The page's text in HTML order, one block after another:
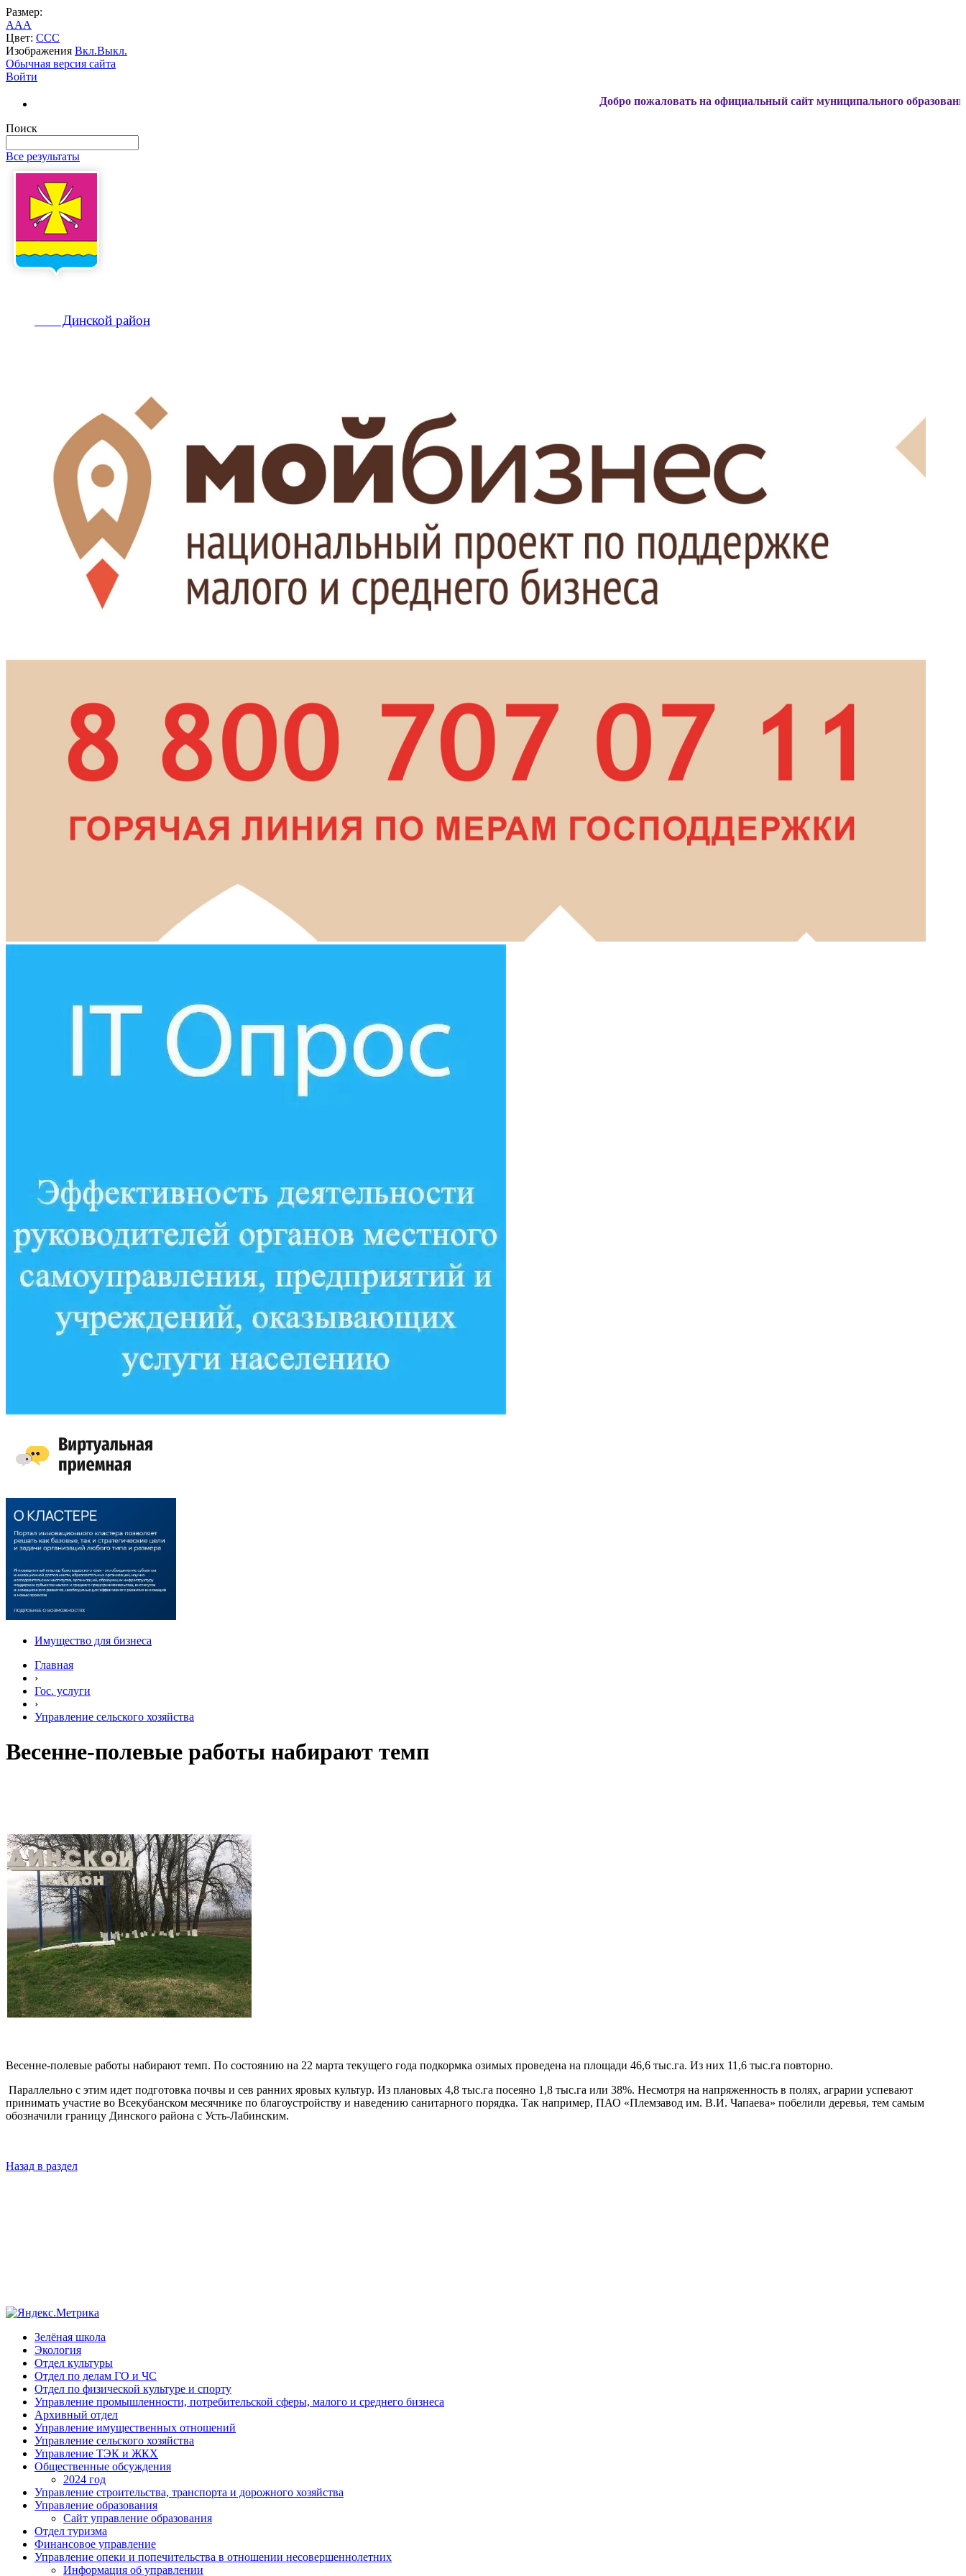
Размер:
AAA
Цвет: CCC
Изображения Вкл.Выкл.
Обычная версия сайта
Войти
Добро пожаловать на официальный сайт муниципального образования Динской
Поиск
Все результаты
Динской район
Имущество для бизнеса
Главная
›
Гос. услуги
›
Управление сельского хозяйства
Весенне-полевые работы набирают темп
Весенне-полевые работы набирают темп. По состоянию на 22 марта текущего года подкормка озимых проведена на площади 46,6 тыс.га. Из них 11,6 тыс.га повторно.
Параллельно с этим идет подготовка почвы и сев ранних яровых культур. Из плановых 4,8 тыс.га посеяно 1,8 тыс.га или 38%. Несмотря на напряженность в полях, аграрии успевают
принимать участие во Всекубанском месячнике по благоустройству и наведению санитарного порядка. Так например, ПАО «Племзавод им. В.И. Чапаева» побелили деревья, тем самым
обозначили границу Динского района с Усть-Лабинским.
Назад в раздел
Зелёная школа
Экология
Отдел культуры
Отдел по делам ГО и ЧС
Отдел по физической культуре и спорту
Управление промышленности, потребительской сферы, малого и среднего бизнеса
Архивный отдел
Управление имущественных отношений
Управление сельского хозяйства
Управление ТЭК и ЖКХ
Общественные обсуждения
2024 год
Управление строительства, транспорта и дорожного хозяйства
Управление образования
Сайт управление образования
Отдел туризма
Финансовое управление
Управление опеки и попечительства в отношении несовершеннолетних
Информация об управлении